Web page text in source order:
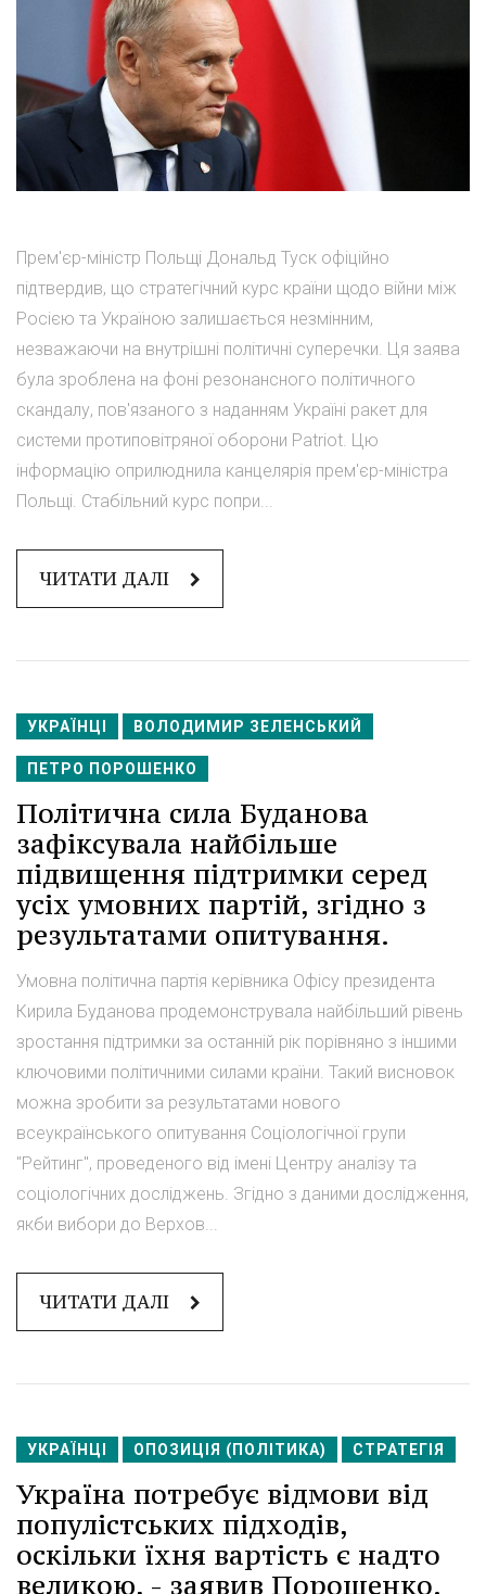
Прем'єр-міністр Польщі Дональд Туск офіційно
підтвердив, що стратегічний курс країни щодо війни між
Росією та Україною залишається незмінним,
незважаючи на внутрішні політичні суперечки. Ця заява
була зроблена на фоні резонансного політичного
скандалу, пов'язаного з наданням Україні ракет для
системи протиповітряної оборони Patriot. Цю
інформацію оприлюднила канцелярія прем'єр-міністра
Польщі. Стабільний курс попри...
ЧИТАТИ ДАЛІ
УКРАЇНЦІ ВОЛОДИМИР ЗЕЛЕНСЬКИЙ
ПЕТРО ПОРОШЕНКО
Політична сила Буданова
зафіксувала найбільше
підвищення підтримки серед
усіх умовних партій, згідно з
результатами опитування.
Умовна політична партія керівника Офісу президента
Кирила Буданова продемонструвала найбільший рівень
зростання підтримки за останній рік порівняно з іншими
ключовими політичними силами країни. Такий висновок
можна зробити за результатами нового
всеукраїнського опитування Соціологічної групи
"Рейтинг", проведеного від імені Центру аналізу та
соціологічних досліджень. Згідно з даними дослідження,
якби вибори до Верхов...
ЧИТАТИ ДАЛІ
УКРАЇНЦІ ОПОЗИЦІЯ (ПОЛІТИКА) СТРАТЕГІЯ
Україна потребує відмови від
популістських підходів,
оскільки їхня вартість є надто
великою, - заявив Порошенко.